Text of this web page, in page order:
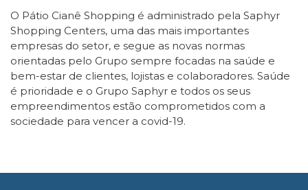
O Pátio Cianê Shopping é administrado pela Saphyr
Shopping Centers, uma das mais importantes
empresas do setor, e segue as novas normas
orientadas pelo Grupo sempre focadas na saúde e
bem-estar de clientes, lojistas e colaboradores. Saúde
é prioridade e o Grupo Saphyr e todos os seus
empreendimentos estão comprometidos com a
sociedade para vencer a covid-19.